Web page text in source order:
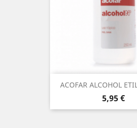
ACOFAR ALCOHOL
Precio
5,95 €